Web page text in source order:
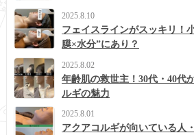
2025.8.10
フェイスラインがスッキリ！
膜×水分”にあり？
2025.8.02
年齢肌の救世主！30代・40代
ルギの魅力
2025.8.01
アクアコルギが向いている人